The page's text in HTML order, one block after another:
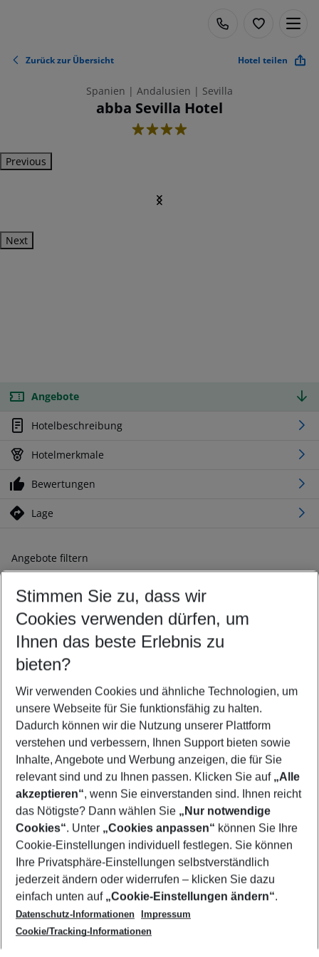
Zurück zur Übersicht Hotel teilen
Spanien | Andalusien | Sevilla
abba Sevilla Hotel
4
Previous
Next
Angebote
Hotelbeschreibung
Hotelmerkmale
Bewertungen
Lage
Angebote filtern
Ändern Sie Ihre Kriterien nach Ihren Wünschen
Abflughafen wählen
Beliebiger Abflughafen
Reisezeitraum wählen
10.08.26– 08.08.27 5-8 Nächte
2 Erwachsene Keine Kinder
Mehr Filter anzeigen
Footer
Footer navigation
Über uns
AGB
Cookie-Einstellungen ändern
Cookie-Richtlinie
Datenschutz
Service & Hilfe
Barrierefreies Reisen
Check-in
Folgen Sie uns
Stimmen Sie zu, dass wir
Cookies verwenden dürfen, um
Ihnen das beste Erlebnis zu
bieten?
Wir verwenden Cookies und ähnliche Technologien, um
unsere Webseite für Sie funktionsfähig zu halten.
Dadurch können wir die Nutzung unserer Plattform
verstehen und verbessern, Ihnen Support bieten sowie
Inhalte, Angebote und Werbung anzeigen, die für Sie
relevant sind und zu Ihnen passen. Klicken Sie auf „Alle
akzeptieren“, wenn Sie einverstanden sind. Ihnen reicht
das Nötigste? Dann wählen Sie „Nur notwendige
Cookies“. Unter „Cookies anpassen“ können Sie Ihre
Cookie-Einstellungen individuell festlegen. Sie können
Ihre Privatsphäre-Einstellungen selbstverständlich
jederzeit ändern oder widerrufen – klicken Sie dazu
einfach unten auf „Cookie-Einstellungen ändern“.
Datenschutz-Informationen
Impressum
Cookie/Tracking-Informationen